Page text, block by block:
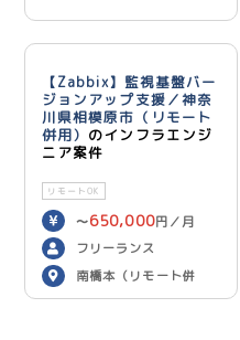
【Zabbix】監視基盤バー
ジョンアップ支援／神奈
川県相模原市（リモート
併用） のインフラエンジ
ニア案件
リモートOK
〜650,000円／月
フリーランス
南橋本（リモート併
用）